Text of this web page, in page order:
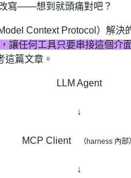
寫——想到就頭痛對吧？
Context Protocol）解決
讓任何工具只要串接這個介
這篇文章 。
LLM Agent
↓
MCP Client （harness 內部）
↓